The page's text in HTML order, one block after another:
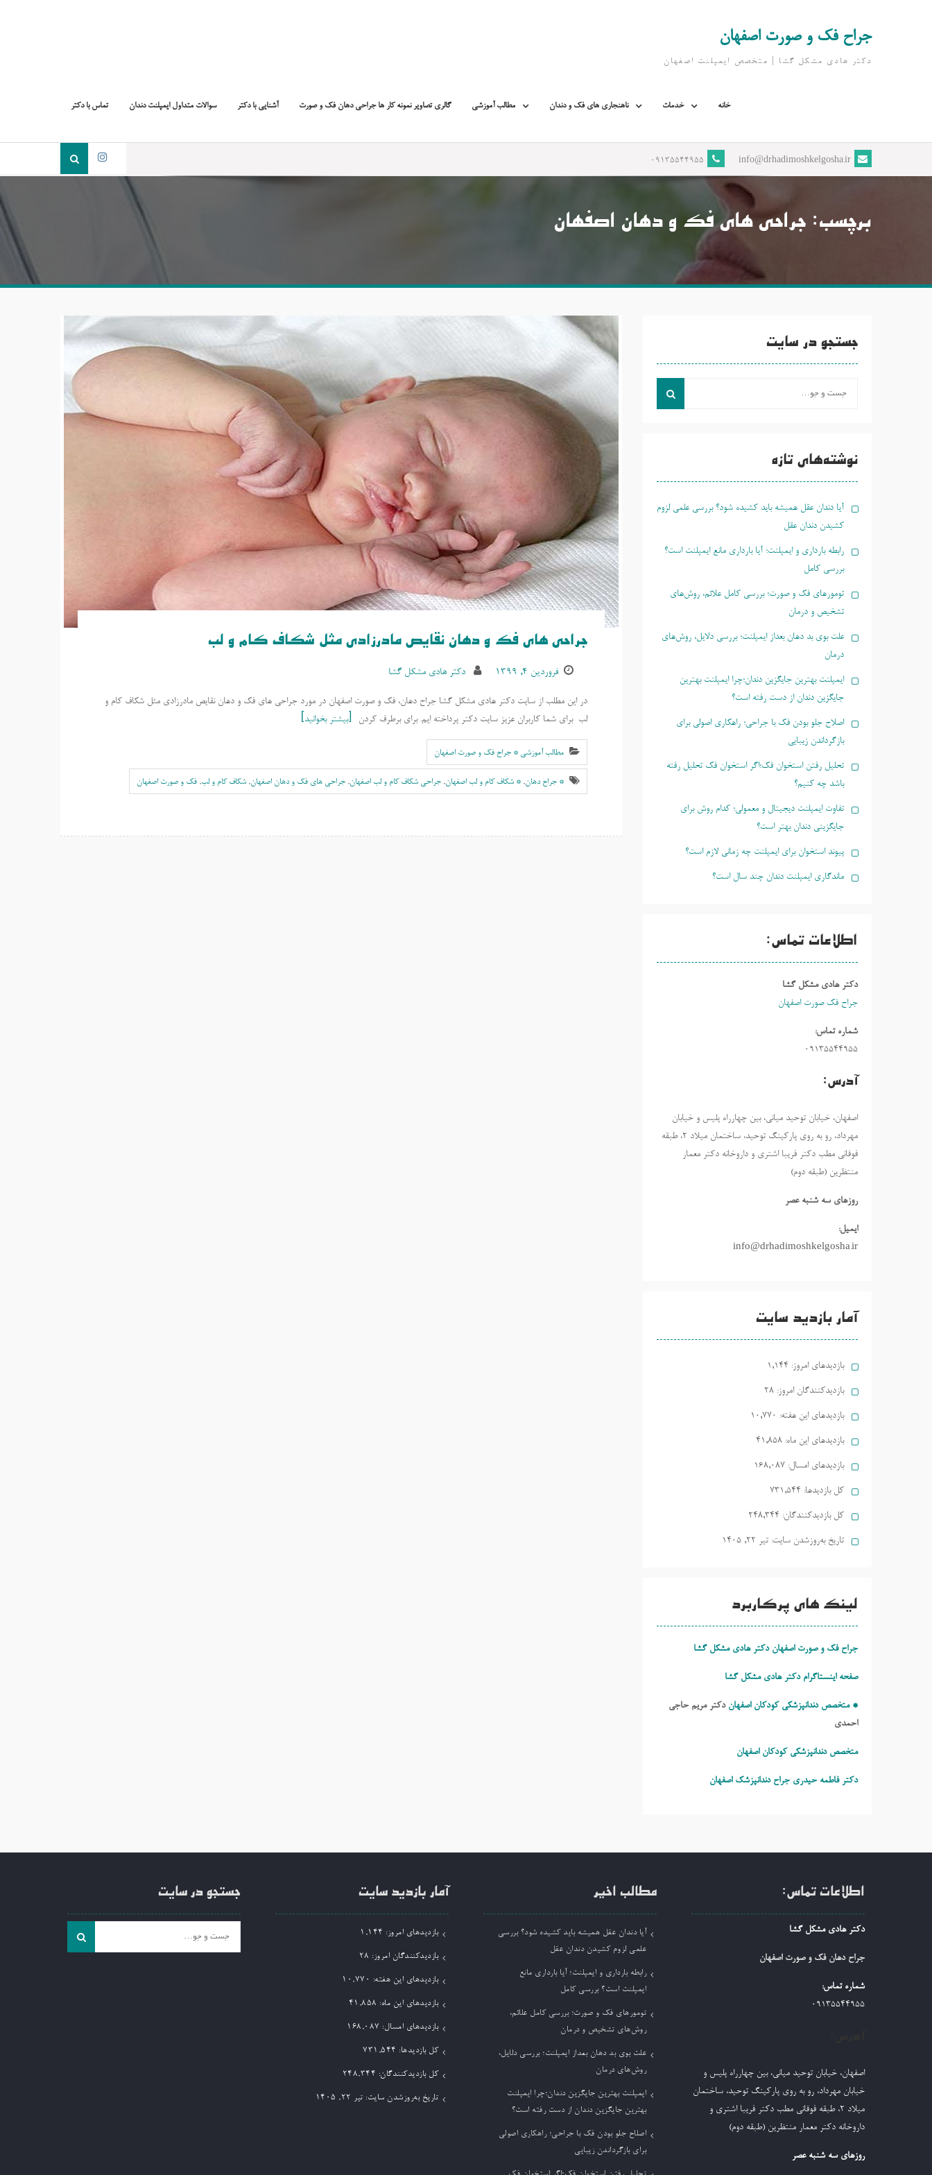
جراح فک و صورت اصفهان
دکتر هادی مشکل گشا | متخصص ايمپلنت اصفهان
خانه خدمات ناهنجاری های فک و دندان مطالب آموزشی گالری تصاویر نمونه کار ها جراحی دهان فک و صورت آشنایی با دکتر سوالات متداول ایمپلنت دندان تماس با دکتر
info@drhadimoshkelgosha.ir
09135544955
برچسب: جراحی های فک و دهان اصفهان
جراحی های فک و دهان نقایص مادرزادی مثل شکاف کام و لب
فروردین ۴, ۱۳۹۹ دکتر هادی مشکل گشا
در این مطلب از سایت دکتر هادی مشکل گشا جراح دهان، فک و صورت اصفهان در مورد جراحی های فک و دهان نقایص مادرزادی مثل شکاف کام و
لب برای شما کاربران عزیز سایت دکتر پرداخته ایم. برای برطرف کردن
بیشتر بخوانید
مطالب آموزشی * جراح فک و صورت اصفهان
* جراح دهان, * شکاف کام و لب اصفهان, جراحی شکاف کام و لب اصفهان, جراحی های فک و دهان اصفهان, شکاف کام و لب, فک و صورت اصفهان
جستجو در سایت
نوشته‌های تازه
آیا دندان عقل همیشه باید کشیده شود؟ بررسی علمی لزوم
کشیدن دندان عقل
رابطه بارداری و ایمپلنت؛ آیا بارداری مانع ایمپلنت است؟
بررسی کامل
تومورهای فک و صورت؛ بررسی کامل علائم، روش‌های
تشخیص و درمان
علت بوی بد دهان بعداز ایمپلنت؛ بررسی دلایل، روش‌های
درمان
ایمپلنت بهترین جایگزین دندان؛چرا ایمپلنت بهترین
جایگزین دندان از دست رفته است؟
اصلاح جلو بودن فک با جراحی؛ راهکاری اصولی برای
بازگرداندن زیبایی
تحلیل رفتن استخوان فک؛اگر استخوان فک تحلیل رفته
باشد چه کنیم؟
تفاوت ایمپلنت دیجیتال و معمولی؛ کدام روش برای
جایگزینی دندان بهتر است؟
پیوند استخوان برای ایمپلنت چه زمانی لازم است؟
ماندگاری ایمپلنت دندان چند سال است؟
اطلاعات تماس:
دکتر هادی مشکل گشا
جراح فک صورت اصفهان
شماره تماس:
09135544955
آدرس:
اصفهان، خیابان توحید میانی، بین چهارراه پلیس و خیابان
مهرداد، رو به روی پارکینگ توحید، ساختمان میلاد ٢، طبقه
فوقانی مطب دکتر فریبا اشتری و داروخانه دکتر معمار
منتظرین (طبقه دوم)
روزهاي سه شنبه عصر
ایمیل:
info@drhadimoshkelgosha.ir
آمار بازدید سایت
بازدیدهای امروز: 1,144
بازدیدکنندگان امروز: 28
بازدیدهای این هفته: 10,770
بازدیدهای این ماه: 41,858
بازدیدهای امسال: 168,087
کل بازدیدها: 731,544
کل بازدیدکنند‌گان: 248,344
تاریخ به‌روزشدن سایت: تیر ۲۲, ۱۴۰۵
لینک های پرکاربرد
جراح فک و صورت اصفهان دکتر هادی مشکل گشا
صفحه اینستاگرام دکتر هادی مشکل گشا
* متخصص دندانپزشکی کودکان اصفهان دکتر مریم حاجی
احمدی
متخصص دندانپزشکی کودکان اصفهان
دکتر فاطمه حیدری جراح دندانپزشک اصفهان
اطلاعات تماس:
دکتر هادی مشکل گشا
جراح دهان فک و صورت اصفهان
شماره تماس:
09135544955
اصفهان، خیابان توحید میانی، بین چهارراه پلیس و
خیابان مهرداد، رو به روی پارکینگ توحید، ساختمان
میلاد ٢، طبقه فوقانی مطب دکتر فریبا اشتری و
داروخانه دکتر معمار منتظرین (طبقه دوم)
روزهای سه شنبه عصر
مطالب اخیر
آیا دندان عقل همیشه باید کشیده شود؟ بررسی
علمی لزوم کشیدن دندان عقل
رابطه بارداری و ایمپلنت؛ آیا بارداری مانع
ایمپلنت است؟ بررسی کامل
تومورهای فک و صورت؛ بررسی کامل علائم،
روش‌های تشخیص و درمان
علت بوی بد دهان بعداز ایمپلنت؛ بررسی دلایل،
روش‌های درمان
ایمپلنت بهترین جایگزین دندان؛چرا ایمپلنت
بهترین جایگزین دندان از دست رفته است؟
اصلاح جلو بودن فک با جراحی؛ راهکاری اصولی
برای بازگرداندن زیبایی
آمار بازدید سایت
بازدیدهای امروز: 1,144
بازدیدکنندگان امروز: 28
بازدیدهای این هفته: 10,770
بازدیدهای این ماه: 41,858
بازدیدهای امسال: 168,087
کل بازدیدها: 731,544
کل بازدیدکنند‌گان: 248,344
تاریخ به‌روزشدن سایت: تیر ۲۲, ۱۴۰۵
جستجو در سایت